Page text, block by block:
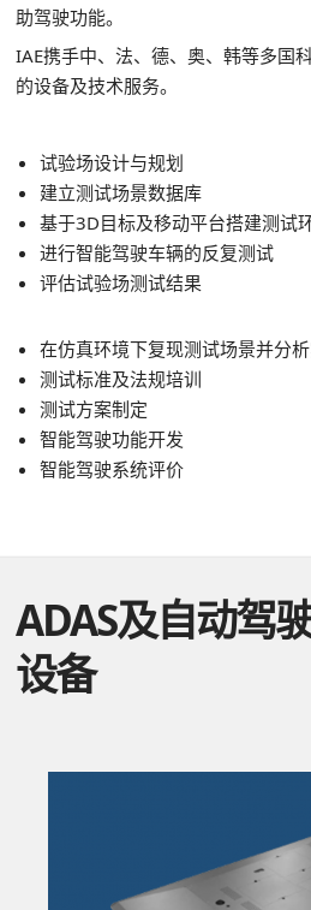
助驾驶功能。
IAE携手中、法、德、奥、韩等多国
的设备及技术服务。
试验场设计与规划
建立测试场景数据库
基于3D目标及移动平台搭建测试
进行智能驾驶车辆的反复测试
评估试验场测试结果
在仿真环境下复现测试场景并分
测试标准及法规培训
测试方案制定
智能驾驶功能开发
智能驾驶系统评价
ADAS及自动驾
设备